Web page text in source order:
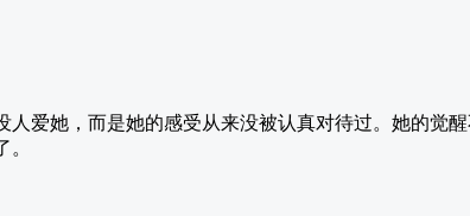
爱她，而是她的感受从来没被认真对待过。她的觉